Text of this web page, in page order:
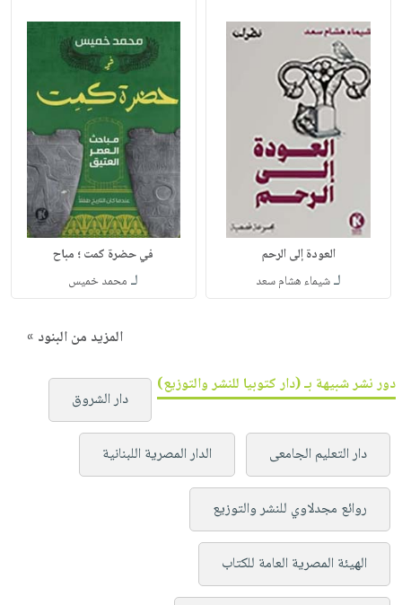
العودة إلى الرحم
لـشيماء هشام سعد
في حضرة كمت ؛ مباح
لـ محمد خميس
المزيد من البنود »
دور نشر شبيهة بـ (دار كتوبيا للنشر والتوزيع)
دار الشروق
دار التعليم الجامعى الدار المصرية اللبنانية
روائع مجدلاوي للنشر والتوزيع
الهيئة المصرية العامة للكتاب